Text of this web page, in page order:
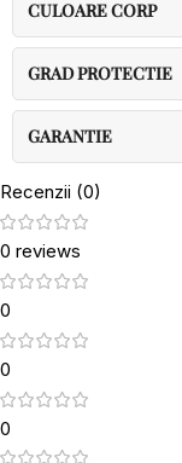
CULOARE CORP
GRAD PROTECTIE
GARANTIE
Recenzii (0)
0 reviews
0
0
0